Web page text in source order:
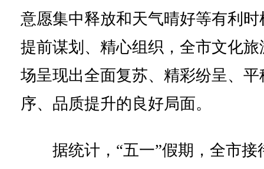
意愿集中释放和天气晴好等有利时
提前谋划、精心组织，全市文化旅
场呈现出全面复苏、精彩纷呈、平
序、品质提升的良好局面。
据统计，“五一”假期，全市接